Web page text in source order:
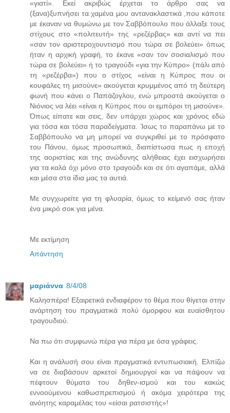
«γιατί». Εκεί ακριβώς έρχεται το άρθρο σας να
(ξανα)ξυπνήσει τα χαμένα μου αντανακλαστικά ,που κάποτε
με έκαναν να θυμώνω με τον Σαββόπουλο που άλλαξε τους
στίχους στο «πολιτευτή» της «ρεζέρβας» και αντί να πει
«σαν τον αριστεροχουντισμό που τώρα σε βολεύει» όπως
ήταν η αρχική γραφή, το έκανε «σαν τον σοσιαλισμό που
τώρα σε βολεύει» ή το τραγούδι «για την Κύπρο» (πάλι από
τη «ρεζέρβα») που ο στίχος «είναι η Κύπρος που οι
κουφάλες τη μισούνε» ακούγεται κρυμμένος από τη δεύτερη
φωνή που κάνει ο Παπάζογλου, ενώ μπροστά ακούγεται ο
Νιόνιος να λέει «είναι η Κύπρος που οι εμπόροι τη μισούνε».
Όπως είπατε και σεις, δεν υπάρχει χώρος και χρόνος εδώ
για τόσα και τόσα παραδείγματα. Ίσως το παραπάνω με το
Σαββόπουλο να μη μπορεί να συγκριθεί με το πρόσφατο
του Πάνου, όμως προσωπικά, διαπίστωσα πως η εποχή
της αοριστίας και της ανώδυνης αλήθειας έχει εισχωρήσει
για τα καλά όχι μόνο στο τραγούδι και σε ότι αγαπάμε, αλλά
και μέσα στα ίδια μας τα αυτιά.
Με συγχωρείτε για τη φλυαρία, όμως το κείμενό σας ήταν
ένα μικρό σοκ για μένα.
Με εκτίμηση
Απάντηση
μαριάννα 8/4/08
Καλησπέρα! Εξαιρετικά ενδιαφέρον το θέμα που θίγεται στην
ανάρτηση του πραγματικά πολύ όμορφου και ευαίσθητου
τραγουδιού.
Να πω ότι συμφωνώ πέρα για πέρα με όσα γράφεις.
Και η ανάλυσή σου είναι πραγματικά εντυπωσιακή. Ελπίζω
να σε διαβάσουν αρκετοί δημιουργοί και να πάψουν να
πέφτουν θύματα του δηθεν-ισμού και του κακώς
εννοούμενου καθωσπρεπισμού ή ακόμα χειρότερα της
ανόητης καραμέλας του «είσαι ρατσιστής»!